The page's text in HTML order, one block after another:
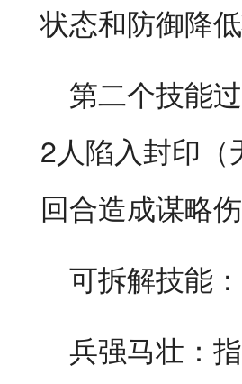
状态和防御降
第二个技能
2人陷入封印
回合造成谋略
可拆解技能：
兵强马壮：